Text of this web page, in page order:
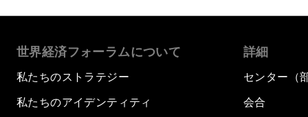
世界経済フォーラムについて
私たちのストラテジー
私たちのアイデンティティ
詳細
センター（
会合